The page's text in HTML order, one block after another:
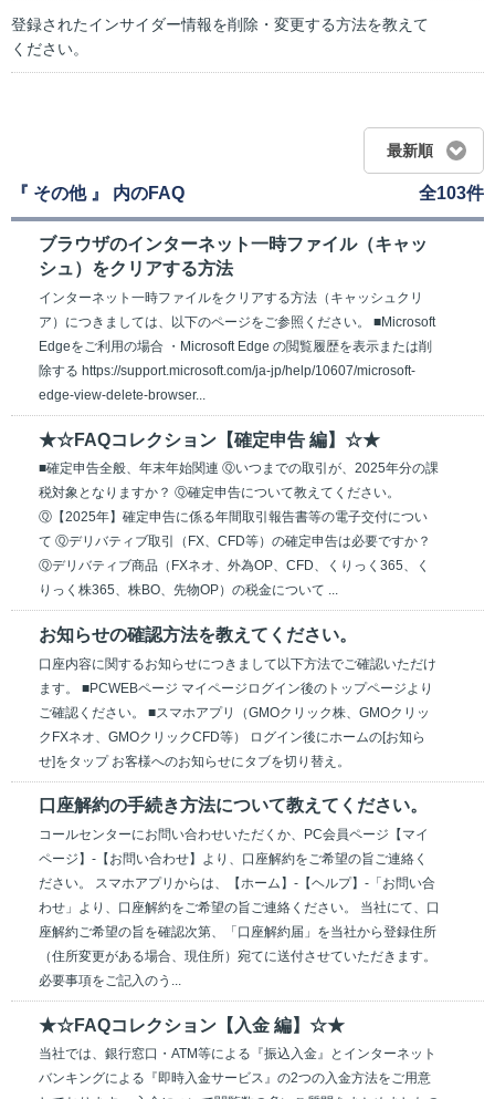
登録されたインサイダー情報を削除・変更する方法を教えて
ください。
最新順
『 その他 』 内のFAQ 全103件
ブラウザのインターネット一時ファイル（キャッ
シュ）をクリアする方法
インターネット一時ファイルをクリアする方法（キャッシュクリ
ア）につきましては、以下のページをご参照ください。 ■Microsoft
Edgeをご利用の場合 ・Microsoft Edge の閲覧履歴を表示または削
除する https://support.microsoft.com/ja-jp/help/10607/microsoft-
edge-view-delete-browser...
★☆FAQコレクション【確定申告 編】☆★
■確定申告全般、年末年始関連 Ⓠいつまでの取引が、2025年分の課
税対象となりますか？ Ⓠ確定申告について教えてください。
Ⓠ【2025年】確定申告に係る年間取引報告書等の電子交付につい
て Ⓠデリバティブ取引（FX、CFD等）の確定申告は必要ですか？
Ⓠデリバティブ商品（FXネオ、外為OP、CFD、くりっく365、く
りっく株365、株BO、先物OP）の税金について ...
お知らせの確認方法を教えてください。
口座内容に関するお知らせにつきまして以下方法でご確認いただけ
ます。 ■PCWEBページ マイページログイン後のトップページより
ご確認ください。 ■スマホアプリ（GMOクリック株、GMOクリッ
クFXネオ、GMOクリックCFD等） ログイン後にホームの[お知ら
せ]をタップ お客様へのお知らせにタブを切り替え。
口座解約の手続き方法について教えてください。
コールセンターにお問い合わせいただくか、PC会員ページ【マイ
ページ】‐【お問い合わせ】より、口座解約をご希望の旨ご連絡く
ださい。 スマホアプリからは、【ホーム】-【ヘルプ】-「お問い合
わせ」より、口座解約をご希望の旨ご連絡ください。 当社にて、口
座解約ご希望の旨を確認次第、「口座解約届」を当社から登録住所
（住所変更がある場合、現住所）宛てに送付させていただきます。
必要事項をご記入のう...
★☆FAQコレクション【入金 編】☆★
当社では、銀行窓口・ATM等による『振込入金』とインターネット
バンキングによる『即時入金サービス』の2つの入金方法をご用意